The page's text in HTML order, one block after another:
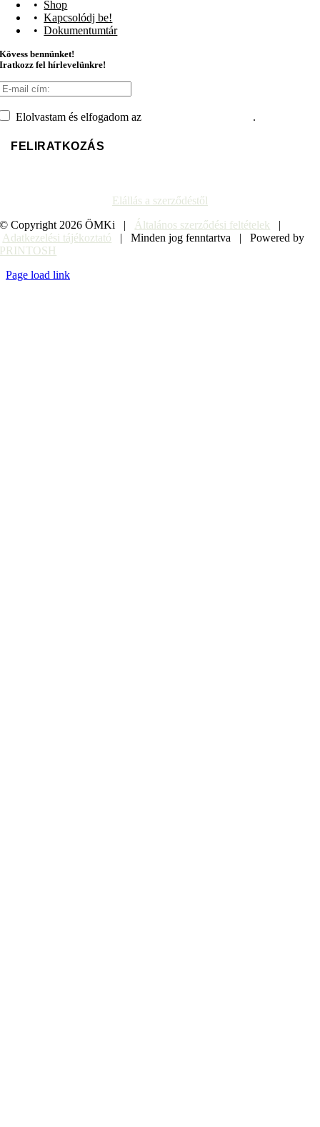
Shop
Kapcsolódj be!
Dokumentumtár
Kövess bennünket!
Iratkozz fel hírlevelünkre!
Elolvastam és elfogadom az .
Elállás a szerződéstől
© Copyright 2026 ÖMKi | Általános szerződési feltételek |
Adatkezelési tájékoztató | Minden jog fenntartva | Powered by
PRINTOSH
Page load link